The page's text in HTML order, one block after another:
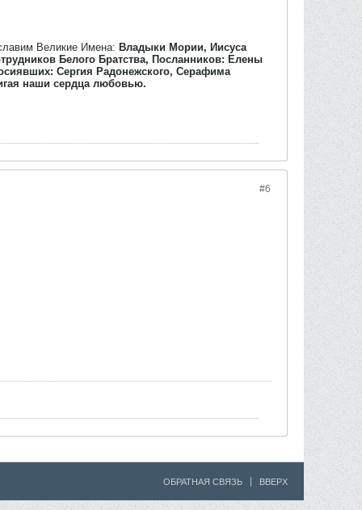
Великие Имена: Владыки Мории, Иисуса
Белого Братства, Посланников: Елены
Сергия Радонежского, Серафима
наши сердца любовью.
#6
ОБРАТНАЯ СВЯЗЬ ВВЕРХ